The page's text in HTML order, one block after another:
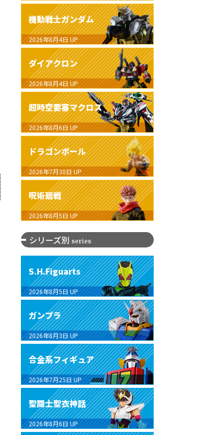
機動戦士ガンダム
2026年8月4日 UP
ダイアクロン
2026年8月4日 UP
超時空要塞マクロス
2026年8月6日 UP
ドラゴンボール
2026年7月30日 UP
呪術廻戦
2026年8月5日 UP
シリーズ別 series
S.H.Figuarts
2026年8月5日 UP
ガンプラ
2026年8月3日 UP
合金系フィギュア
2026年7月25日 UP
聖闘士聖衣神話
2026年8月6日 UP